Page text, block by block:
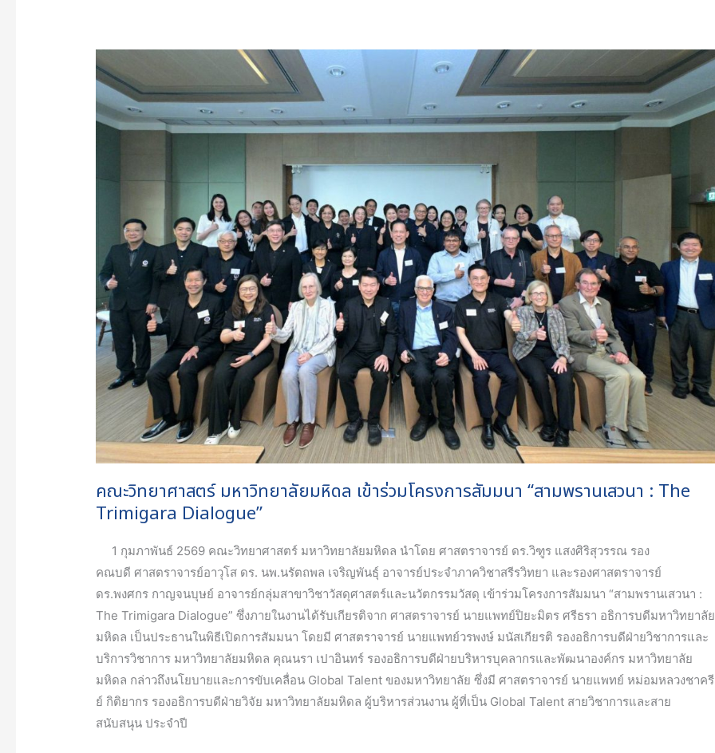
คณะวิทยาศาสตร์ มหาวิทยาลัยมหิดล เข้าร่วมโครงการสัมมนา “สามพรานเสวนา : The
Trimigara Dialogue”
1 กุมภาพันธ์ 2569 คณะวิทยาศาสตร์ มหาวิทยาลัยมหิดล นำโดย ศาสตราจารย์ ดร.วิฑูร แสงศิริสุวรรณ รอง
คณบดี ศาสตราจารย์อาวุโส ดร. นพ.นรัตถพล เจริญพันธุ์ อาจารย์ประจำภาควิชาสรีรวิทยา และรองศาสตราจารย์
ดร.พงศกร กาญจนบุษย์ อาจารย์กลุ่มสาขาวิชาวัสดุศาสตร์และนวัตกรรมวัสดุ เข้าร่วมโครงการสัมมนา “สามพรานเสวนา :
The Trimigara Dialogue” ซึ่งภายในงานได้รับเกียรติจาก ศาสตราจารย์ นายแพทย์ปิยะมิตร ศรีธรา อธิการบดีมหาวิทยาลัย
มหิดล เป็นประธานในพิธีเปิดการสัมมนา โดยมี ศาสตราจารย์ นายแพทย์วรพงษ์ มนัสเกียรติ รองอธิการบดีฝ่ายวิชาการและ
บริการวิชาการ มหาวิทยาลัยมหิดล คุณนรา เปาอินทร์ รองอธิการบดีฝ่ายบริหารบุคลากรและพัฒนาองค์กร มหาวิทยาลัย
มหิดล กล่าวถึงนโยบายและการขับเคลื่อน Global Talent ของมหาวิทยาลัย ซึ่งมี ศาสตราจารย์ นายแพทย์ หม่อมหลวงชาครี
ย์ กิติยากร รองอธิการบดีฝ่ายวิจัย มหาวิทยาลัยมหิดล ผู้บริหารส่วนงาน ผู้ที่เป็น Global Talent สายวิชาการและสาย
สนับสนุน ประจำปี
วิทยาศาสตร์
มหาวิทยาลัย
มหิดล
“สามพราน
เสวนา
The
Trimigara
Dialogue”